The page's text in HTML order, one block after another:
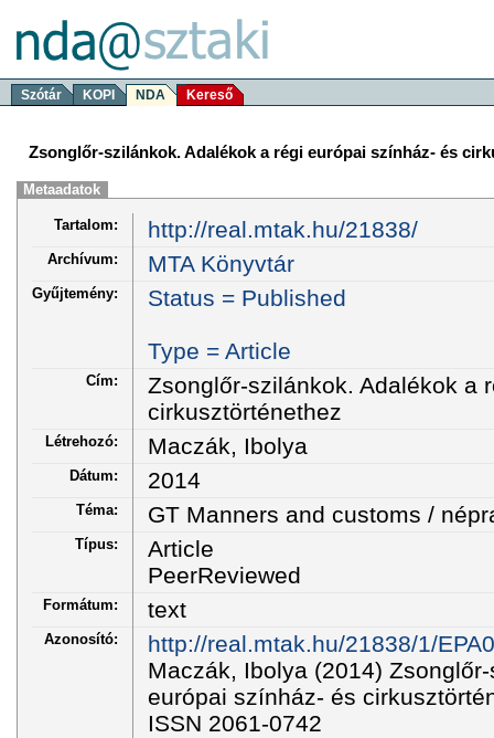
Szótár KOPI NDA Kereső
Zsonglőr-szilánkok. Adalékok a régi európai színház- és
Metaadatok
Tartalom: http://real.mtak.hu/21838/
Archívum: MTA Könyvtár
Gyűjtemény: Status = Published
Type = Article
Cím:
Zsonglőr-szilánkok. Adalékok a
cirkusztörténethez
Létrehozó: Maczák, Ibolya
Dátum: 2014
Téma: GT Manners and customs /
Típus:
Article
PeerReviewed
Formátum: text
Azonosító:
http://real.mtak.hu/21838/1/
Maczák, Ibolya (2014)
európai színház- és
ISSN 2061-0742